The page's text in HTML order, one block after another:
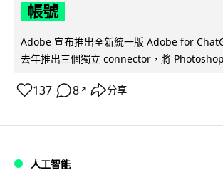
帳號
Adobe 宣布推出全新統一版 Adobe for
去年推出三個獨立 connector，將
137 8 ↗ 分享
人工智能